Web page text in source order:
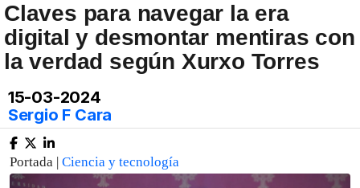
Claves para navegar la era
digital y desmontar mentiras con
la verdad según Xurxo Torres
15-03-2024
Sergio F Cara
Portada | Ciencia y tecnología